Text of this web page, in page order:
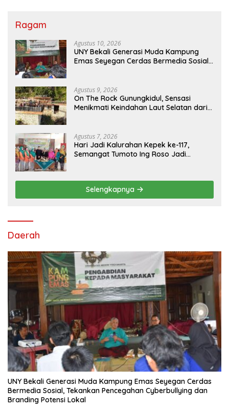
Ragam
Agustus 10, 2026
UNY Bekali Generasi Muda Kampung
Emas Seyegan Cerdas Bermedia Sosial,
Agustus 9, 2026
On The Rock Gunungkidul, Sensasi
Menikmati Keindahan Laut Selatan dari
Agustus 7, 2026
Hari Jadi Kalurahan Kepek ke-117,
Semangat Tumoto Ing Roso Jadi
Selengkapnya
Daerah
UNY Bekali Generasi Muda Kampung Emas Seyegan Cerdas
Bermedia Sosial, Tekankan Pencegahan Cyberbullying dan
Branding Potensi Lokal